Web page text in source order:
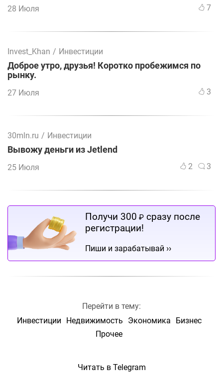
28 Июля 7
Invest_Khan / Инвестиции
Доброе утро, друзья! Коротко пробежимся по
рынку.
27 Июля 3
30mln.ru / Инвестиции
Вывожу деньги из Jetlend
25 Июля 2 3
Получи 300 ₽ сразу после
регистрации!
Пиши и зарабатывай ››
Перейти в тему:
Инвестиции
Недвижимость Экономика
Бизнес
Прочее
Читать в Telegram